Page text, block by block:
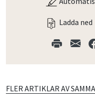
Ladda ned
FLER ARTIKLAR AV